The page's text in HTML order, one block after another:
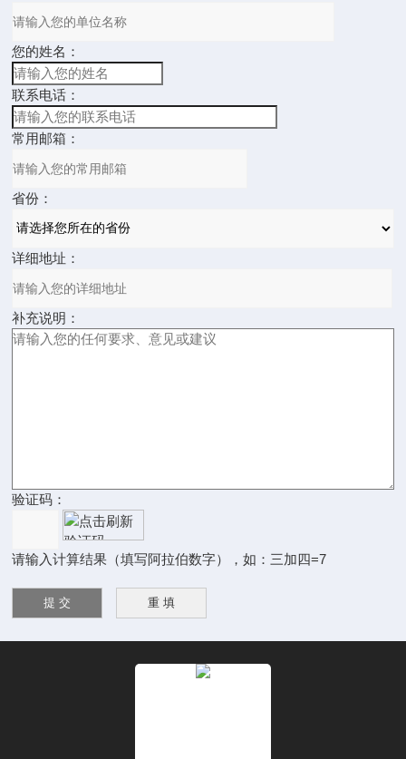
您的姓名：
联系电话：
常用邮箱：
省份：
详细地址：
补充说明：
验证码：
请输入计算结果（填写阿拉伯数字），如：三加四=7